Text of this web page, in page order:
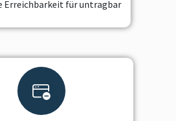
Erreichbarkeit für untragbar